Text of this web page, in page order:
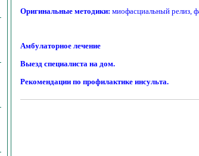
Оригинальные методики: миофасциальный релиз,
Амбулаторное лечение
Выезд специалиста на дом.
Рекомендации по профилактике инсульта.